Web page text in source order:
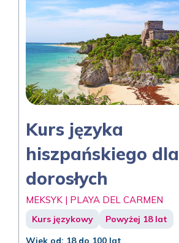
Kurs języka
hiszpańskiego dla
dorosłych
MEKSYK | PLAYA DEL CARMEN
Kurs językowy
Powyżej 18 lat
Wiek od: 18 do 100 lat